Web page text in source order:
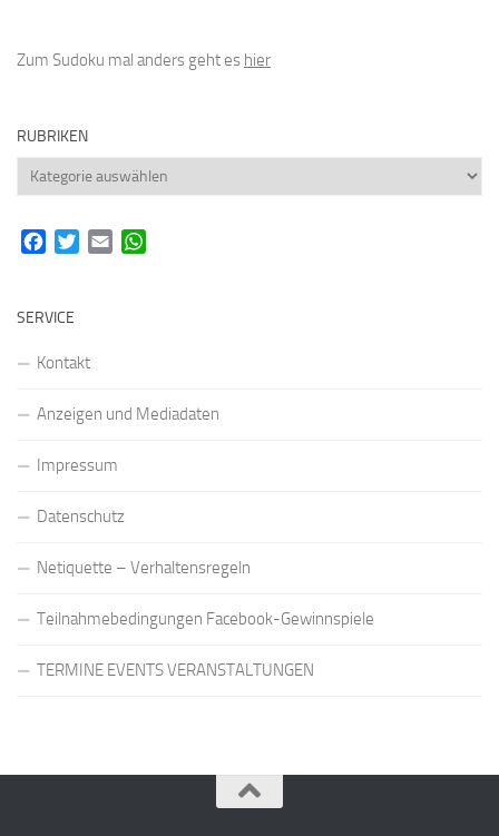
Zum Sudoku mal anders geht es hier
RUBRIKEN
Rubriken
FacebookTwitterEmail
SERVICE
Kontakt
Anzeigen und Mediadaten
Impressum
Datenschutz
Netiquette – Verhaltensregeln
Teilnahmebedingungen Facebook-Gewinnspiele
TERMINE EVENTS VERANSTALTUNGEN